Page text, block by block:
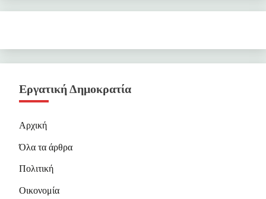
Εργατική Δημοκρατία
Αρχική
Όλα τα άρθρα
Πολιτική
Οικονομία